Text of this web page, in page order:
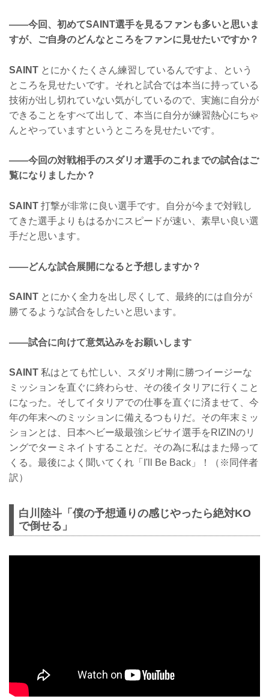
——今回、初めてSAINT選手を見るファンも多いと思いま
すが、ご自身のどんなところをファンに見せたいですか？
SAINT とにかくたくさん練習しているんですよ、という
ところを見せたいです。それと試合では本当に持っている
技術が出し切れていない気がしているので、実施に自分が
できることをすべて出して、本当に自分が練習熱心にちゃ
んとやっていますというところを見せたいです。
——今回の対戦相手のスダリオ選手のこれまでの試合はご
覧になりましたか？
SAINT 打撃が非常に良い選手です。自分が今まで対戦し
てきた選手よりもはるかにスピードが速い、素早い良い選
手だと思います。
——どんな試合展開になると予想しますか？
SAINT とにかく全力を出し尽くして、最終的には自分が
勝てるような試合をしたいと思います。
——試合に向けて意気込みをお願いします
SAINT 私はとても忙しい、スダリオ剛に勝つイージーな
ミッションを直ぐに終わらせ、その後イタリアに行くこと
になった。そしてイタリアでの仕事を直ぐに済ませて、今
年の年末へのミッションに備えるつもりだ。その年末ミッ
ションとは、日本ヘビー級最強シビサイ選手をRIZINのリ
ングでターミネイトすることだ。その為に私はまた帰って
くる。最後によく聞いてくれ「I'll Be Back」！（※同伴者
訳）
白川陸斗「僕の予想通りの感じやったら絶対KO
で倒せる」